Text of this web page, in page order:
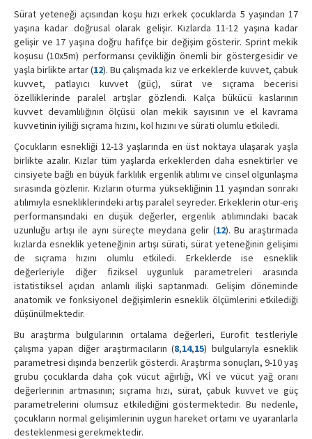
Sürat yeteneği açısından koşu hızı erkek çocuklarda 5 yaşından 17
yaşına kadar doğrusal olarak gelişir. Kızlarda 11-12 yaşına kadar
gelişir ve 17 yaşına doğru hafifçe bir değişim gösterir. Sprint mekik
koşusu (10x5m) performansı çevikliğin önemli bir göstergesidir ve
yaşla birlikte artar (12). Bu çalışmada kız ve erkeklerde kuvvet, çabuk
kuvvet, patlayıcı kuvvet (güç), sürat ve sıçrama becerisi
özelliklerinde paralel artışlar gözlendi. Kalça bükücü kaslarının
kuvvet devamlılığının ölçüsü olan mekik sayısının ve el kavrama
kuvvetinin iyiliği sıçrama hızını, kol hızını ve sürati olumlu etkiledi.
Çocukların esnekliği 12-13 yaşlarında en üst noktaya ulaşarak yaşla
birlikte azalır. Kızlar tüm yaşlarda erkeklerden daha esnektirler ve
cinsiyete bağlı en büyük farklılık ergenlik atılımı ve cinsel olgunlaşma
sırasında gözlenir. Kızların oturma yüksekliğinin 11 yaşından sonraki
atılımıyla esnekliklerindeki artış paralel seyreder. Erkeklerin otur-eriş
performansındaki en düşük değerler, ergenlik atılımındaki bacak
uzunluğu artışı ile aynı süreçte meydana gelir (12). Bu araştırmada
kızlarda esneklik yeteneğinin artışı sürati, sürat yeteneğinin gelişimi
de sıçrama hızını olumlu etkiledi. Erkeklerde ise esneklik
değerleriyle diğer fiziksel uygunluk parametreleri arasında
istatistiksel açıdan anlamlı ilişki saptanmadı. Gelişim döneminde
anatomik ve fonksiyonel değişimlerin esneklik ölçümlerini etkilediği
düşünülmektedir.
Bu araştırma bulgularının ortalama değerleri, Eurofit testleriyle
çalışma yapan diğer araştırmacıların (8,14,15) bulgularıyla esneklik
parametresi dışında benzerlik gösterdi. Araştırma sonuçları, 9-10 yaş
grubu çocuklarda daha çok vücut ağırlığı, VKİ ve vücut yağ oranı
değerlerinin artmasının; sıçrama hızı, sürat, çabuk kuvvet ve güç
parametrelerini olumsuz etkilediğini göstermektedir. Bu nedenle,
çocukların normal gelişimlerinin uygun hareket ortamı ve uyaranlarla
desteklenmesi gerekmektedir.